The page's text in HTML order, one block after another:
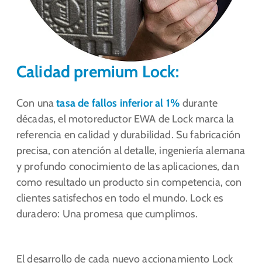
Calidad premium Lock:
Con unatasa de fallos inferior al 1% durante
décadas, el motoreductor EWA de Lock marca la
referencia en calidad y durabilidad. Su fabricación
precisa, con atención al detalle, ingeniería alemana
y profundo conocimiento de las aplicaciones, dan
como resultado un producto sin competencia, con
clientes satisfechos en todo el mundo. Lock es
duradero: Una promesa que cumplimos.
El desarrollo de cada nuevo accionamiento Lock